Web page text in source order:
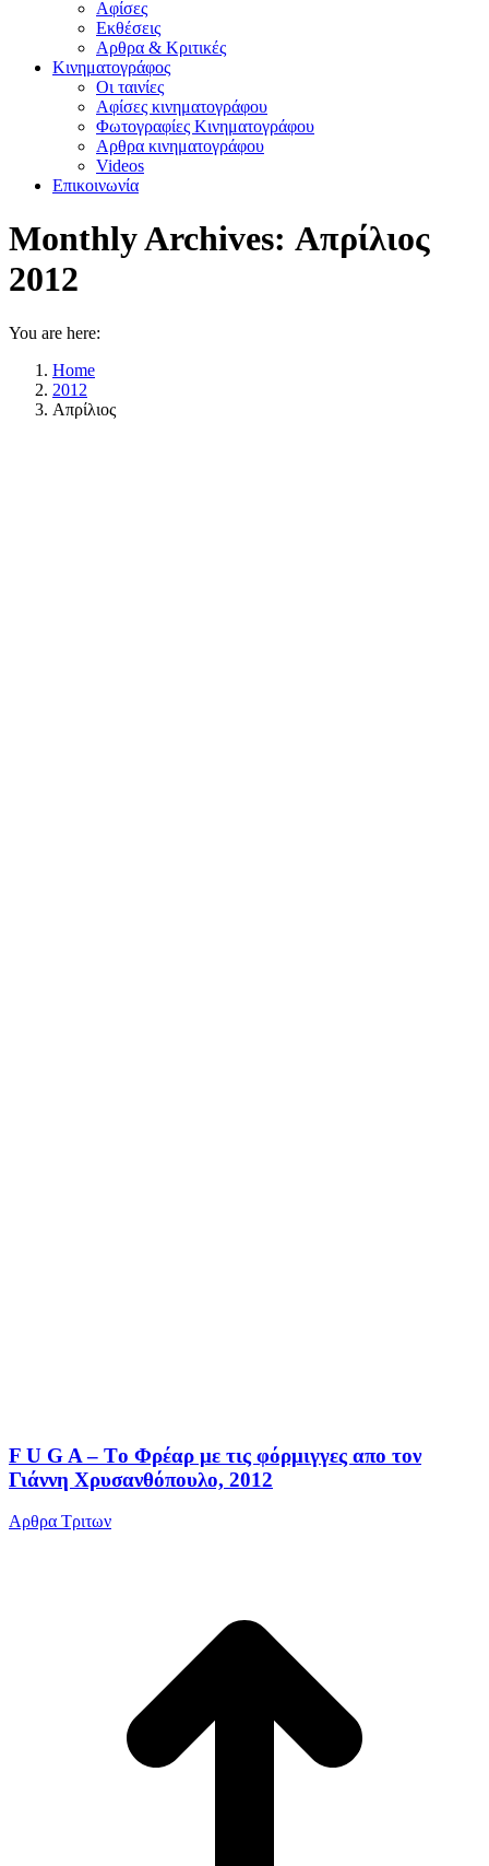
Αφίσες
Εκθέσεις
Αρθρα & Κριτικές
Κινηματογράφος
Οι ταινίες
Αφίσες κινηματογράφου
Φωτογραφίες Κινηματογράφου
Αρθρα κινηματογράφου
Videos
Επικοινωνία
Monthly Archives: Απρίλιος
2012
You are here:
Home
2012
Απρίλιος
F U G A – Tο Φρέαρ με τις φόρμιγγες απο τον
Γιάννη Χρυσανθόπουλο, 2012
Αρθρα Τριτων